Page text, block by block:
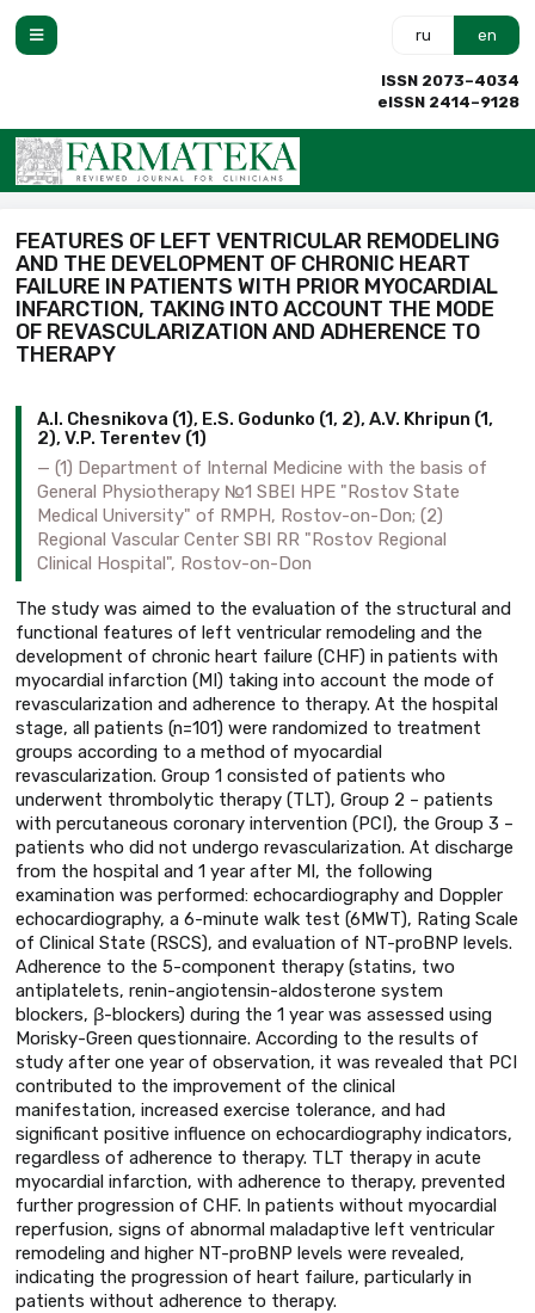
ru en
ISSN 2073–4034
eISSN 2414–9128
FEATURES OF LEFT VENTRICULAR REMODELING
AND THE DEVELOPMENT OF CHRONIC HEART
FAILURE IN PATIENTS WITH PRIOR MYOCARDIAL
INFARCTION, TAKING INTO ACCOUNT THE MODE
OF REVASCULARIZATION AND ADHERENCE TO
THERAPY
A.I. Chesnikova (1), E.S. Godunko (1, 2), A.V. Khripun (1,
2), V.P. Terentev (1)
(1) Department of Internal Medicine with the basis of
General Physiotherapy №1 SBEI HPE "Rostov State
Medical University" of RMPH, Rostov-on-Don; (2)
Regional Vascular Center SBI RR "Rostov Regional
Clinical Hospital", Rostov-on-Don
The study was aimed to the evaluation of the structural and
functional features of left ventricular remodeling and the
development of chronic heart failure (CHF) in patients with
myocardial infarction (MI) taking into account the mode of
revascularization and adherence to therapy. At the hospital
stage, all patients (n=101) were randomized to treatment
groups according to a method of myocardial
revascularization. Group 1 consisted of patients who
underwent thrombolytic therapy (TLT), Group 2 – patients
with percutaneous coronary intervention (PCI), the Group 3 –
patients who did not undergo revascularization. At discharge
from the hospital and 1 year after MI, the following
examination was performed: echocardiography and Doppler
echocardiography, a 6-minute walk test (6MWT), Rating Scale
of Clinical State (RSCS), and evaluation of NT-proBNP levels.
Adherence to the 5-component therapy (statins, two
antiplatelets, renin-angiotensin-aldosterone system
blockers, β-blockers) during the 1 year was assessed using
Morisky-Green questionnaire. According to the results of
study after one year of observation, it was revealed that PCI
contributed to the improvement of the clinical
manifestation, increased exercise tolerance, and had
significant positive influence on echocardiography indicators,
regardless of adherence to therapy. TLT therapy in acute
myocardial infarction, with adherence to therapy, prevented
further progression of CHF. In patients without myocardial
reperfusion, signs of abnormal maladaptive left ventricular
remodeling and higher NT-proBNP levels were revealed,
indicating the progression of heart failure, particularly in
patients without adherence to therapy.